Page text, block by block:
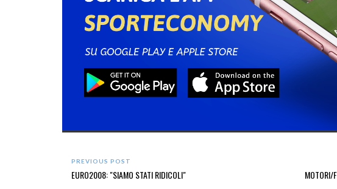
PREVIOUS POST
EURO2008: "SIAMO STATI RIDICOLI" MOTORI/